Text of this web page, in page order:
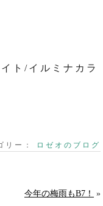
ト/イルミナカラ
リー： ロゼオのブログ
今年の梅雨もB7！ »